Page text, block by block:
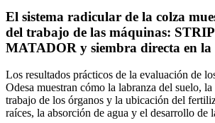
El sistema radicular de la colza
del trabajo de las máquinas:
MATADOR y siembra directa en la
Los resultados prácticos de la evaluación de
Odesa muestran cómo la labranza del suelo,
trabajo de los órganos y la ubicación del
raíces, la absorción de agua y el desarrollo de